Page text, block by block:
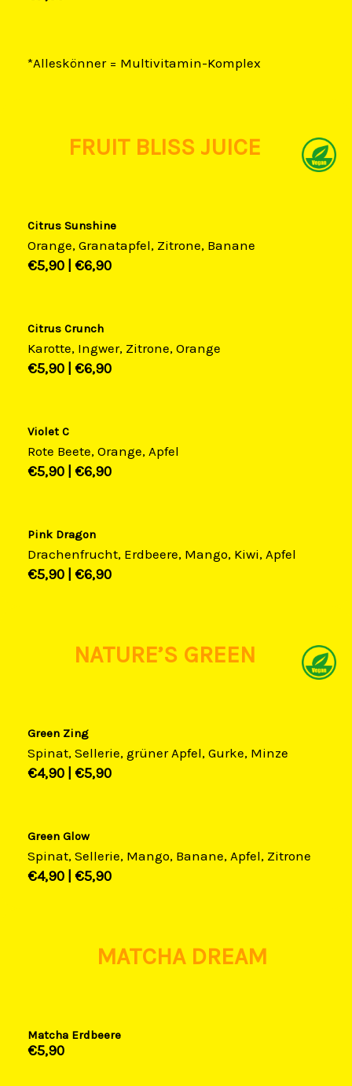
*Alleskönner = Multivitamin-Komplex
FRUIT BLISS JUICE
Citrus Sunshine​
Orange, Granatapfel, Zitrone, Banane
€5,90​ | €6,90​
Citrus Crunch
Karotte, Ingwer, Zitrone, Orange
€5,90​ | €6,90​
Violet C
Rote Beete, Orange, Apfel
€5,90​ | €6,90​
Pink Dragon
Drachenfrucht, Erdbeere, Mango, Kiwi, Apfel
€5,90​ | €6,90​
NATURE’S GREEN
Green Zing
Spinat, Sellerie, grüner Apfel, Gurke, Minze
€4,90​ | €5,90​
Green Glow
Spinat, Sellerie, Mango, Banane, Apfel, Zitrone
€4,90​ | €5,90​
MATCHA DREAM
Matcha Erdbeere
€5,90​